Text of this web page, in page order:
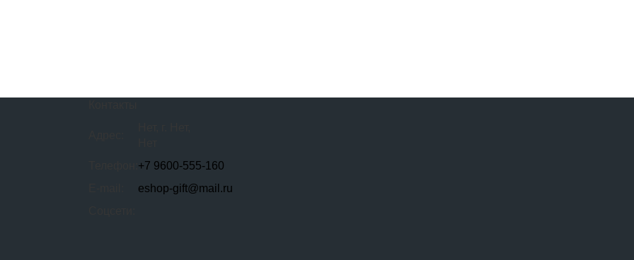
+7 9600-555-160
eshop-gift@mail.ru